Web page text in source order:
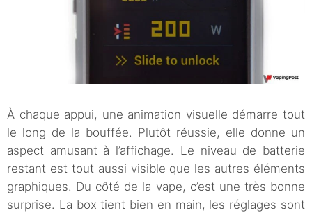
À chaque appui, une animation visuelle démarre tout
le long de la bouffée. Plutôt réussie, elle donne un
aspect amusant à l’affichage. Le niveau de batterie
restant est tout aussi visible que les autres éléments
graphiques. Du côté de la vape, c’est une très bonne
surprise. La box tient bien en main, les réglages sont